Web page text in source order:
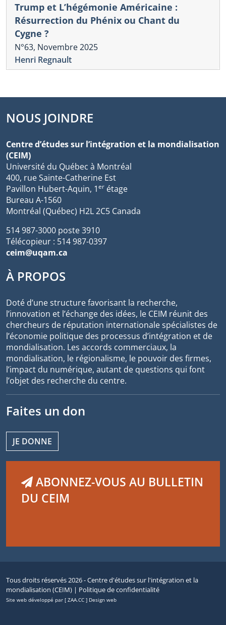
Trump et L’hégémonie Américaine :
Résurrection du Phénix ou Chant du
Cygne ?
N°63, Novembre 2025
Henri Regnault
NOUS JOINDRE
Centre d’études sur l’intégration et la mondialisation
(CEIM)
Université du Québec à Montréal
400, rue Sainte-Catherine Est
Pavillon Hubert-Aquin, 1er étage
Bureau A-1560
Montréal (Québec) H2L 2C5 Canada
514 987-3000 poste 3910
Télécopieur : 514 987-0397
ceim@uqam.ca
À PROPOS
Doté d’une structure favorisant la recherche,
l’innovation et l’échange des idées, le CEIM réunit des
chercheurs de réputation internationale spécialistes de
l’économie politique des processus d’intégration et de
mondialisation. Les accords commerciaux, la
mondialisation, le régionalisme, le pouvoir des firmes,
l’impact du numérique, autant de questions qui font
l’objet des recherche du centre.
Faites un don
JE DONNE
ABONNEZ-VOUS AU BULLETIN
DU CEIM
Tous droits réservés 2026 - Centre d'études sur l'intégration et la
mondialisation (CEIM) | Politique de confidentialité
Site web développé par [ ZAA.CC ] Design web